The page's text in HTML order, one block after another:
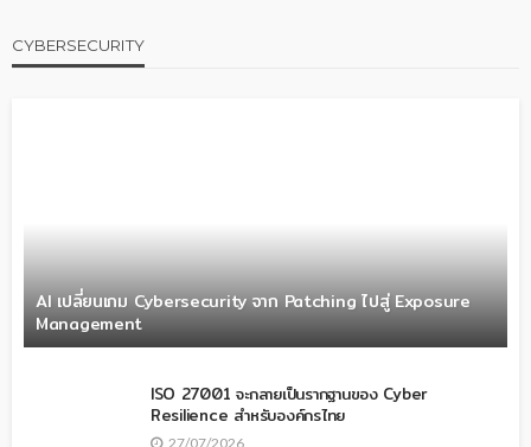
CYBERSECURITY
AI เปลี่ยนเกม Cybersecurity จาก Patching ไปสู่ Exposure
Management
ISO 27001 จะกลายเป็นรากฐานของ Cyber
Resilience สำหรับองค์กรไทย
27/07/2026